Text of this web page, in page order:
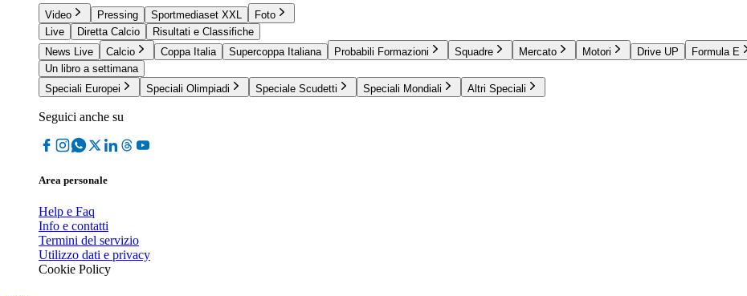
Video Pressing Sportmediaset XXL
Foto
Live
Diretta Calcio
Risultati e Classifiche
News Live
Calcio Coppa Italia Supercoppa Italiana Probabili Formazioni Squadre Mercato Motori Drive UP Formula E
Un libro a settimana
Speciali Europei
Speciali Olimpiadi Speciale Scudetti Speciali Mondiali Altri Speciali
Seguici anche su
Area personale
Help e Faq
Info e contatti
Termini del servizio
Utilizzo dati e privacy
Cookie Policy